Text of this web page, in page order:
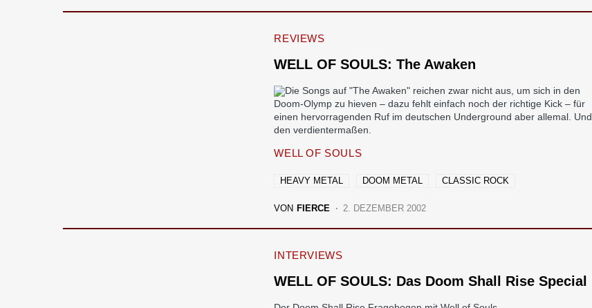
REVIEWS
WELL OF SOULS: The Awaken
Die Songs auf "The Awaken" reichen zwar nicht aus, um sich in den
Doom-Olymp zu hieven – dazu fehlt einfach noch der richtige Kick – für
einen hervorragenden Ruf im deutschen Underground aber allemal. Und
den verdientermaßen.
WELL OF SOULS
HEAVY METAL DOOM METAL CLASSIC ROCK
VON FIERCE 2. DEZEMBER 2002
INTERVIEWS
WELL OF SOULS: Das Doom Shall Rise Special